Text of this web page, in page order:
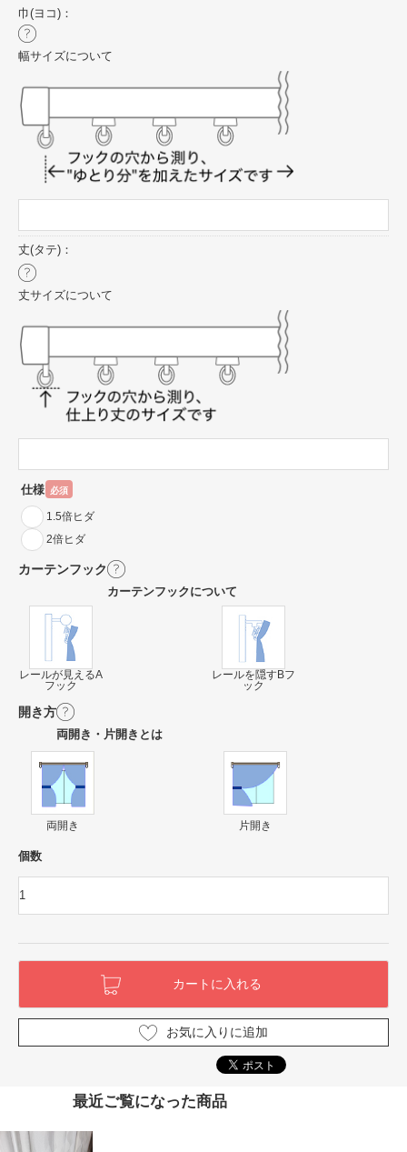
巾(ヨコ)：
幅サイズについて
丈(タテ)：
丈サイズについて
仕様 必須
1.5倍ヒダ
2倍ヒダ
カーテンフック
カーテンフックについて
レールが見えるA
フック
レールを隠すBフ
ック
開き方
両開き・片開きとは
両開き 片開き
個数
お気に入りに追加
最近ご覧になった商品